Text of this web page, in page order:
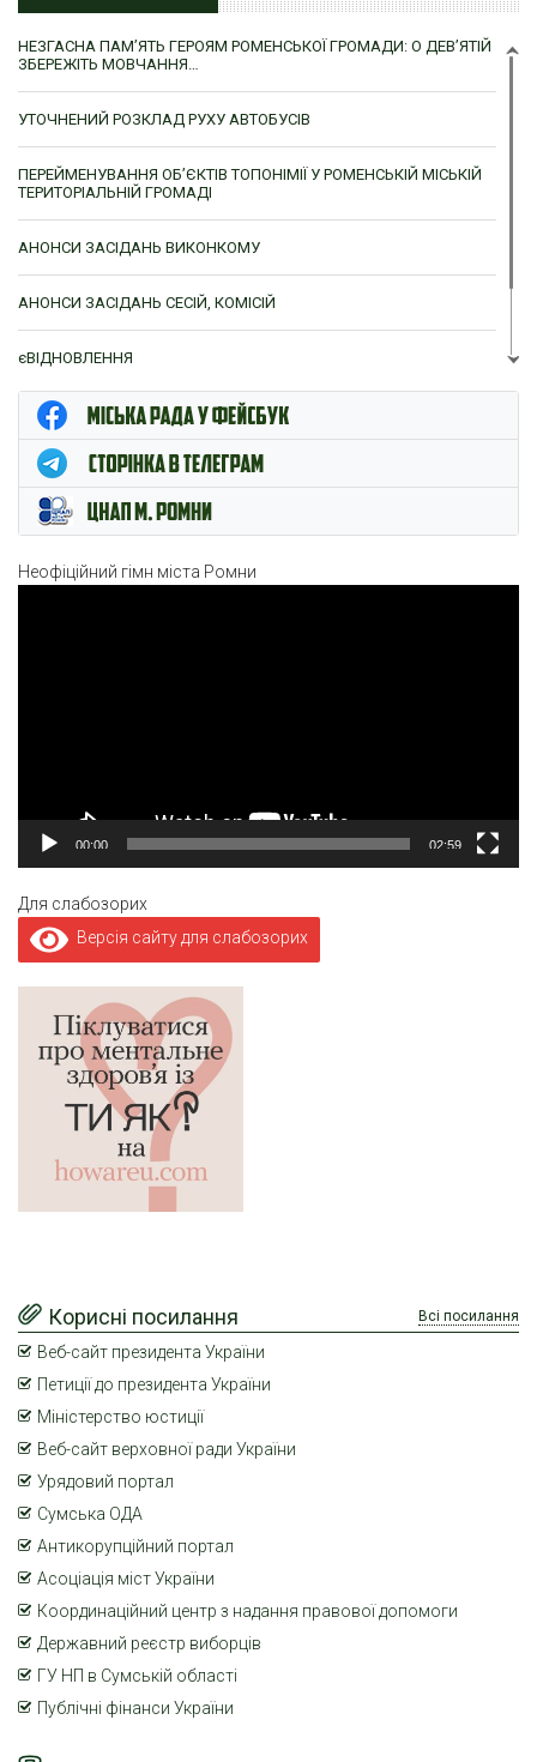
НЕЗГАСНА ПАМ’ЯТЬ ГЕРОЯМ РОМЕНСЬКОЇ ГРОМАДИ: О ДЕВ’ЯТІЙ
ЗБЕРЕЖІТЬ МОВЧАННЯ…
УТОЧНЕНИЙ РОЗКЛАД РУХУ АВТОБУСІВ
ПЕРЕЙМЕНУВАННЯ ОБ’ЄКТІВ ТОПОНІМІЇ У РОМЕНСЬКІЙ МІСЬКІЙ
ТЕРИТОРІАЛЬНІЙ ГРОМАДІ
АНОНСИ ЗАСІДАНЬ ВИКОНКОМУ
АНОНСИ ЗАСІДАНЬ СЕСІЙ, КОМІСІЙ
єВІДНОВЛЕННЯ
ЦНАП м. Ромни
Неофіційний гімн міста Ромни
00:00 02:59
Для слабозорих
Версія сайту для слабозорих
Корисні посилання Всі посилання
Веб-сайт президента України
Петиції до президента України
Міністерство юстиції
Веб-сайт верховної ради України
Урядовий портал
Сумська ОДА
Антикорупційний портал
Асоціація міст України
Координаційний центр з надання правової допомоги
Державний реєстр виборців
ГУ НП в Сумській області
Публічні фінанси України